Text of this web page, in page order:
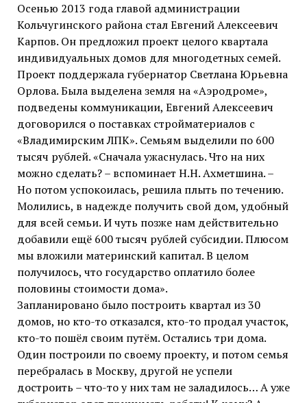
Осенью 2013 года главой администрации
Кольчугинского района стал Евгений Алексеевич
Карпов. Он предложил проект целого квартала
индивидуальных домов для многодетных семей.
Проект поддержала губернатор Светлана Юрьевна
Орлова. Была выделена земля на «Аэродроме»,
подведены коммуникации, Евгений Алексеевич
договорился о поставках стройматериалов с
«Владимирским ЛПК». Семьям выделили по 600
тысяч рублей. «Сначала ужаснулась. Что на них
можно сделать? – вспоминает Н.Н. Ахметшина. –
Но потом успокоилась, решила плыть по течению.
Молились, в надежде получить свой дом, удобный
для всей семьи. И чуть позже нам действительно
добавили ещё 600 тысяч рублей субсидии. Плюсом
мы вложили материнский капитал. В целом
получилось, что государство оплатило более
половины стоимости дома».
Запланировано было построить квартал из 30
домов, но кто-то отказался, кто-то продал участок,
кто-то пошёл своим путём. Остались три дома.
Один построили по своему проекту, и потом семья
перебралась в Москву, другой не успели
достроить – что-то у них там не заладилось… А уже